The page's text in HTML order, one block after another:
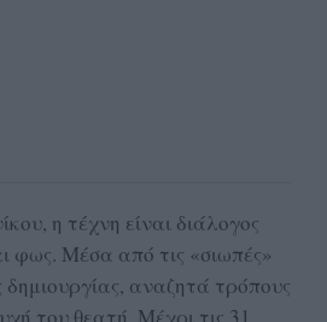
η τέχνη είναι διάλογος
φως. Μέσα από τις «σιωπές»
δημιουργίας, αναζητά τρόπους
του θεατή. Μέχρι τις 31